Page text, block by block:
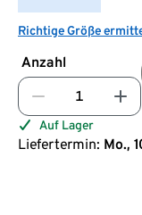
Richtige Größe
Anzahl
Auf Lager
Liefertermin: Mo.,